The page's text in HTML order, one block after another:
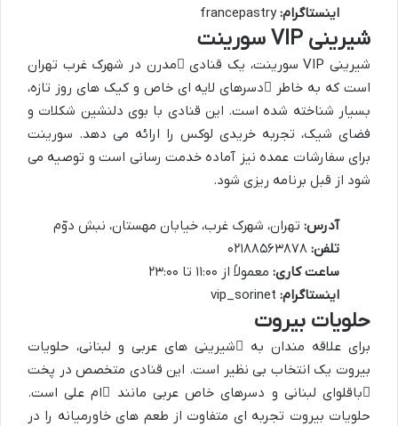
اینستاگرام:francepastry
شیرینی VIP سورینت
شیرینی VIP سورینت، یک قنادی مدرن در شهرک غرب تهران
است که به خاطر
دسرهای لایه ای خاص و کیک های روز تازه،
بسیار شناخته شده است. این قنادی با بوی دلنشین شکلات و
فضای شیک، تجربه خریدی لوکس را ارائه می دهد. سورینت
برای سفارشات عمده نیز آماده خدمت رسانی است و توصیه می
شود از قبل برنامه ریزی شود.
آدرس: تهران، شهرک غرب، خیابان مهستان، نبش دوّم
تلفن:
ساعت کاری: معمولاً از ۱۱:۰۰ تا ۲۳:۰۰
اینستاگرام:
حلویات بیروت
برای علاقه مندان به شیرینی های عربی و لبنانی، حلویات
بیروت یک انتخاب بی نظیر است. این قنادی متخصص در پخت
باقلوای لبنانی و دسرهای خاص عربی مانند ام علیاست.
حلویات بیروت تجربه ای متفاوت از طعم های خاورمیانه را در